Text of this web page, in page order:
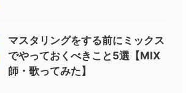
マスタリングをする前にミックス
でやっておくべきこと5選【MIX
師・歌ってみた】